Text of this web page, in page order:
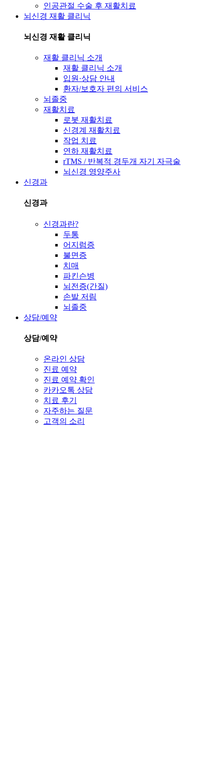
인공관절 수술 후 재활치료
뇌신경 재활 클리닉
뇌신경 재활 클리닉
재활 클리닉 소개
재활 클리닉 소개
입원·상담 안내
환자/보호자 편의 서비스
뇌졸중
재활치료
로봇 재활치료
신경계 재활치료
작업 치료
연하 재활치료
rTMS / 반복적 경두개 자기 자극술
뇌신경 영양주사
신경과
신경과
신경과란?
두통
어지럼증
불면증
치매
파킨슨병
뇌전증(간질)
손발 저림
뇌졸중
상담/예약
상담/예약
온라인 상담
진료 예약
진료 예약 확인
카카오톡 상담
치료 후기
자주하는 질문
고객의 소리